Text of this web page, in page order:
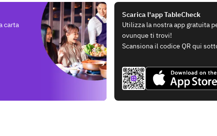
carta
Scarica l'app TableCheck
Utilizza la nostra app gratuita
ovunque ti trovi!
Scansiona il codice QR qui